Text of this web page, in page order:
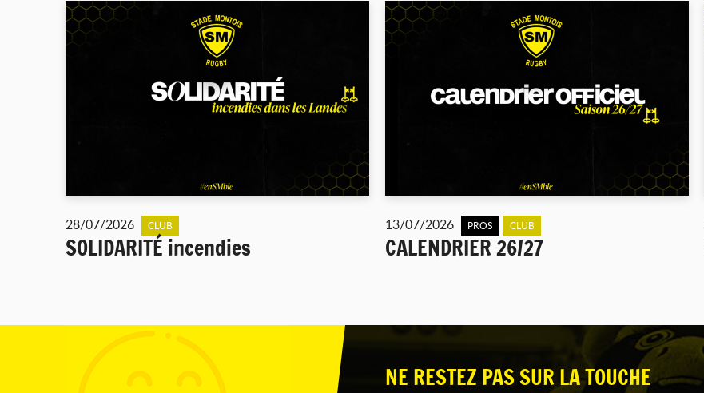
28/07/2026 CLUB
SOLIDARITÉ incendies
13/07/2026 PROS CLUB
CALENDRIER 26/27
NE RESTEZ PAS SUR LA TOUCHE